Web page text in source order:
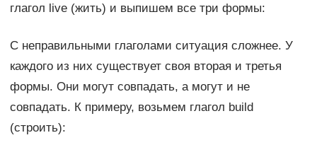
глагол live (жить) и выпишем все три формы:
С неправильными глаголами ситуация сложнее. У
каждого из них существует своя вторая и третья
формы. Они могут совпадать, а могут и не
совпадать. К примеру, возьмем глагол build
(строить):